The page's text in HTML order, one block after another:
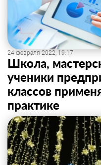
24 февраля 2022, 19:17
Школа,
ученики
классов
практике